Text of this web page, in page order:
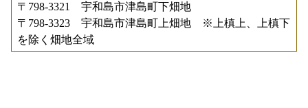
〒798-3321 宇和島市津島町下畑地
〒798-3323 宇和島市津島町上畑地 ※上槙上、上槙下
を除く畑地全域